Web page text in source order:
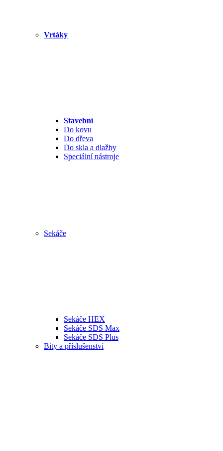
Vrtáky
Stavební
Do kovu
Do dřeva
Do skla a dlažby
Speciální nástroje
Sekáče
Sekáče HEX
Sekáče SDS Max
Sekáče SDS Plus
Bity a příslušenství